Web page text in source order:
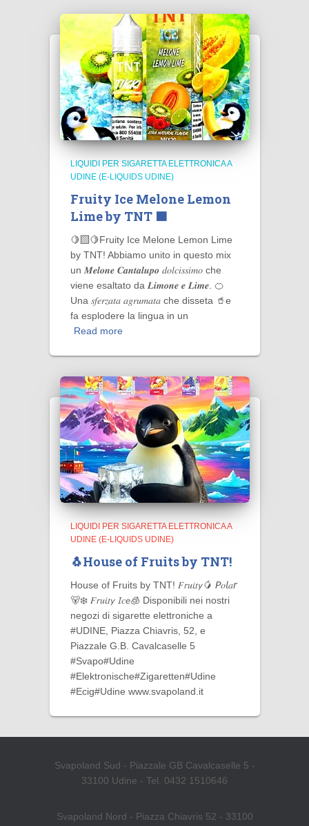
LIQUIDI PER SIGARETTA ELETTRONICA A
UDINE (E-LIQUIDS UDINE)
Fruity Ice Melone Lemon
Lime by TNT 🟧
🍋‍🟩🍋Fruity Ice Melone Lemon Lime
by TNT! Abbiamo unito in questo mix
un 𝑴𝒆𝒍𝒐𝒏𝒆 𝑪𝒂𝒏𝒕𝒂𝒍𝒖𝒑𝒐 𝑑𝑜𝑙𝑐𝑖𝑠𝑠𝑖𝑚𝑜 che
viene esaltato da 𝑳𝒊𝒎𝒐𝒏𝒆 𝒆 𝑳𝒊𝒎𝒆. 🍊
Una 𝑠𝑓𝑒𝑟𝑧𝑎𝑡𝑎 𝑎𝑔𝑟𝑢𝑚𝑎𝑡𝑎 che disseta 🥤e
fa esplodere la lingua in un
Read more
LIQUIDI PER SIGARETTA ELETTRONICA A
UDINE (E-LIQUIDS UDINE)
🐧House of Fruits by TNT!
House of Fruits by TNT! 𝐹𝘳𝑢𝘪𝑡𝘺🥭 𝘗𝑜𝘭𝑎𝘳
🐻‍❄️ 𝐹𝘳𝑢𝘪𝑡𝘺 𝘐𝑐𝘦🧊 Disponibili nei nostri
negozi di sigarette elettroniche a
#UDINE, Piazza Chiavris, 52, e
Piazzale G.B. Cavalcaselle 5
#Svapo#Udine
#Elektronische#Zigaretten#Udine
#Ecig#Udine www.svapoland.it
Svapoland Sud - Piazzale GB Cavalcaselle 5 -
33100 Udine - Tel. 0432 1510646
Svapoland Nord - Piazza Chiavris 52 - 33100